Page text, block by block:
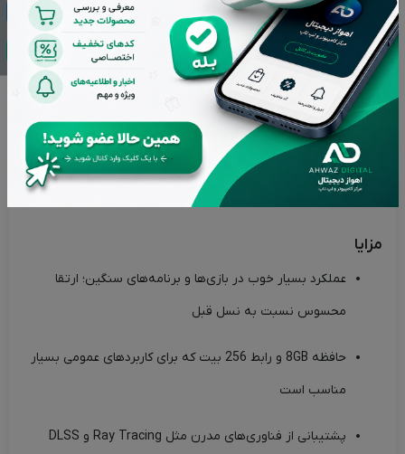
فناوری‌هایی مانند DLSSقابل استفاده باشند، بنابراین می‌توانید
کیفیت تصویر را بالا ببرید و در عین حال نرخ فریم مناسب را حفظ
کنید.
سیستم خنک‌کنندگی دو فن (Dual‑Fan) ایسوس، کمک می‌کند تا کارت
در فشار کاری بالا دمای مناسبی داشته باشد و عملکرد پایدار ارائه
دهد.
مزایا
عملکرد بسیار خوب در بازی‌ها و برنامه‌های سنگین؛ ارتقا
محسوس نسبت به نسل قبل
حافظه 8GB و رابط 256 بیت که برای کاربردهای عمومی بسیار
مناسب است
پشتیبانی از فناوری‌های مدرن مثل Ray Tracing و DLSS